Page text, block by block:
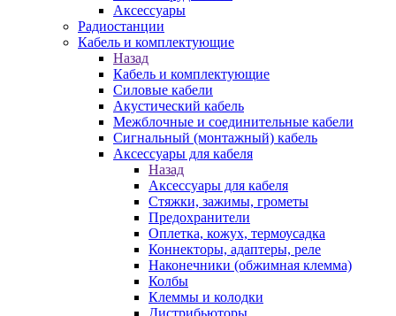
Аксессуары
Радиостанции
Кабель и комплектующие
Назад
Кабель и комплектующие
Силовые кабели
Акустический кабель
Межблочные и соединительные кабели
Сигнальный (монтажный) кабель
Аксессуары для кабеля
Назад
Аксессуары для кабеля
Стяжки, зажимы, грометы
Предохранители
Оплетка, кожух, термоусадка
Коннекторы, адаптеры, реле
Наконечники (обжимная клемма)
Колбы
Клеммы и колодки
Дистрибьюторы